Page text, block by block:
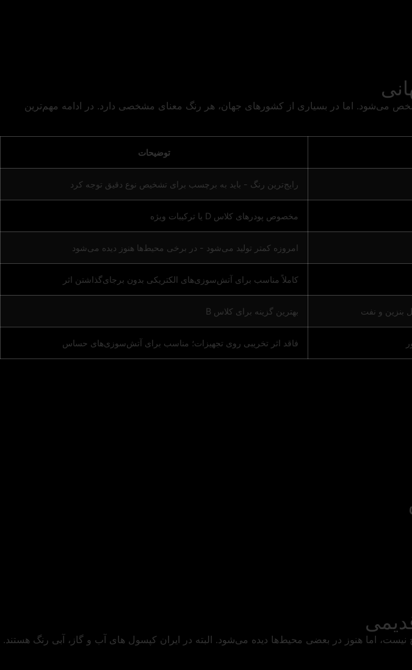
می‌شود. اما در بسیاری از کشورهای جهان، هر رنگ معنای مشخصی دارد. در ادامه مهم‌ترین
توضیحات
رایج‌ترین رنگ - باید به برچسب برای تشخیص نوع دقیق توجه کرد
مخصوص پودرهای کلاس D یا ترکیبات ویژه
امروزه کمتر تولید می‌شود - در برخی محیط‌ها هنوز دیده می‌شود
کاملاً مناسب برای آتش‌سوزی‌های الکتریکی بدون برجای‌گذاشتن اثر
بنزین و نفت بهترین گزینه برای کلاس B
فاقد اثر تخریبی روی تجهیزات؛ مناسب برای آتش‌سوزی‌های حساس
اما هنوز در بعضی محیط‌ها دیده می‌شود. البته در ایران کپسول ‌های آب و گاز، آبی رنگ هستند.